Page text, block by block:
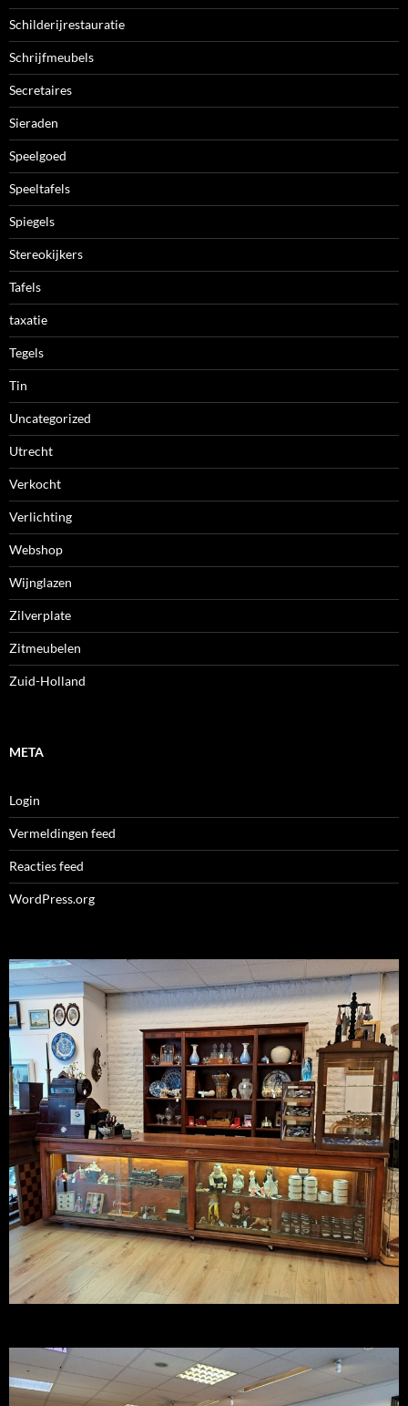
Schilderijrestauratie
Schrijfmeubels
Secretaires
Sieraden
Speelgoed
Speeltafels
Spiegels
Stereokijkers
Tafels
taxatie
Tegels
Tin
Uncategorized
Utrecht
Verkocht
Verlichting
Webshop
Wijnglazen
Zilverplate
Zitmeubelen
Zuid-Holland
META
Login
Vermeldingen feed
Reacties feed
WordPress.org